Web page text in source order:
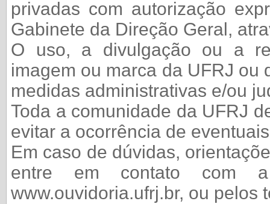
privadas com autorização
Gabinete da Direção Geral,
O uso, a divulgação ou a
imagem ou marca da UFRJ ou
medidas administrativas e/ou
Toda a comunidade da UFRJ
evitar a ocorrência de
Em caso de dúvidas,
entre em contato com a
www.ouvidoria.ufrj.br, ou pelos